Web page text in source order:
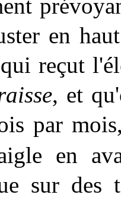
en
reçut
, et
par
en
sur des